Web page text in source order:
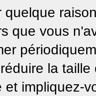
quelque
que vous
la
et impliquez-